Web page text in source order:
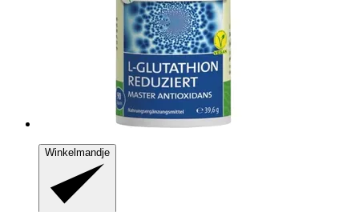
Winkelmandje